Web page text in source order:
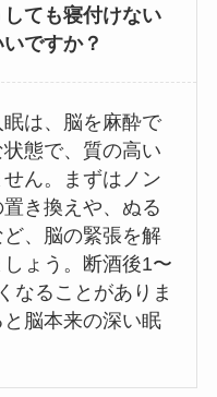
ても寝付けない
ですか？
は、脳を麻酔で
態で、質の高い
せん。まずはノン
き換えや、ぬる
、脳の緊張を解
ょう。断酒後1〜
なることがありま
脳本来の深い眠